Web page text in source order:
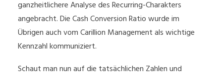
ganzheitlichere Analyse des Recurring-Charakters
angebracht. Die Cash Conversion Ratio wurde im
Übrigen auch vom Carillion Management als wichtige
Kennzahl kommuniziert.
Schaut man nun auf die tatsächlichen Zahlen und